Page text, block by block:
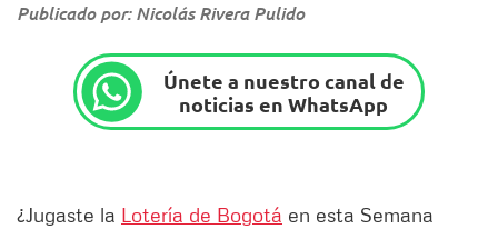
Publicado por: Nicolás Rivera Pulido
Únete a nuestro canal de
noticias en WhatsApp
¿Jugaste la Lotería de Bogotá en esta Semana